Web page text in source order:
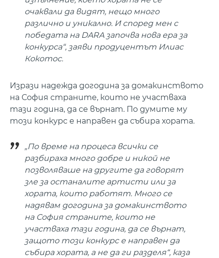
очаквали да видят, нещо много
различно и уникално. И според мен с
победата на DARA започва нова ера за
конкурса“, заяви продуцентът Илиас
Кокотос.
Изрази надежда догодина за домакинството
на София страните, които не участваха
тази година, да се върнат. По думите му
този конкурс е направен да събира хората.
„По време на процеса всички се
разбираха много добре и никой не
позволяваше на другите да говорят
зле за останалите артисти или за
хората, които работят. Много се
надявам догодина за домакинството
на София страните, които не
участваха тази година, да се върнат,
защото този конкурс е направен да
събира хората, а не да ги разделя“, каза